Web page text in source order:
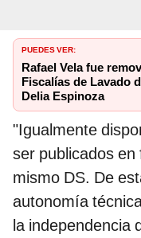
PUEDES VER:
Rafael Vela fue
Fiscalías de Lavado
Delia Espinoza
"Igualmente
ser publicados
mismo DS. De
autonomía
la independencia